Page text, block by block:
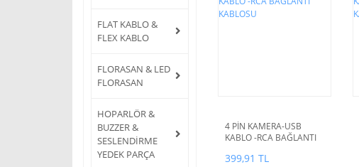
FLAT KABLO &
FLEX KABLO
FLORASAN & LED
FLORASAN
HOPARLÖR &
BUZZER &
SESLENDİRME
YEDEK PARÇA
4 PİN KAMERA-USB
KABLO -RCA BAĞLANTI
399,91 TL